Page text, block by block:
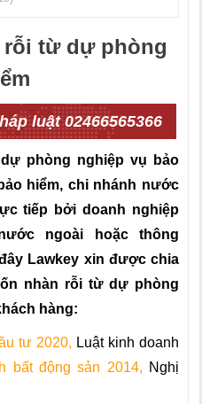
từ dự phòng
luật 02466565366
phòng nghiệp vụ bảo
hiểm, chi nhánh nước
tiếp bởi doanh nghiệp
ngoài hoặc thông
Lawkey xin được chia
nhàn rỗi từ dự phòng
hàng:
tư 2020, Luật kinh doanh
bất động sản 2014, Nghị